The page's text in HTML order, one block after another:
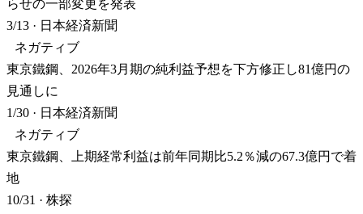
らせの一部変更を発表
3/13 · 日本経済新聞
ネガティブ
東京鐵鋼、2026年3月期の純利益予想を下方修正し81億円の
見通しに
1/30 · 日本経済新聞
ネガティブ
東京鐵鋼、上期経常利益は前年同期比5.2％減の67.3億円で着
地
10/31 · 株探